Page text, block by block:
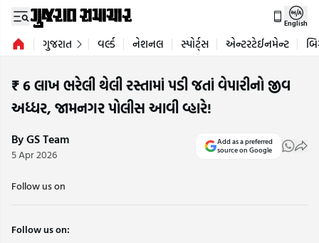
English
ગુજરાત વર્લ્ડ નેશનલ સ્પોર્ટ્સ એન્ટરટેઈનમેન્ટ
₹ 6 લાખ ભરેલી થેલી રસ્તામાં પડી જતાં વેપારીનો જીવ
અધ્ધર, જામનગર પોલીસ આવી વ્હારે!
By GS Team
5 Apr 2026
Add as a preferred
source on Google
Follow us on
Follow us on: